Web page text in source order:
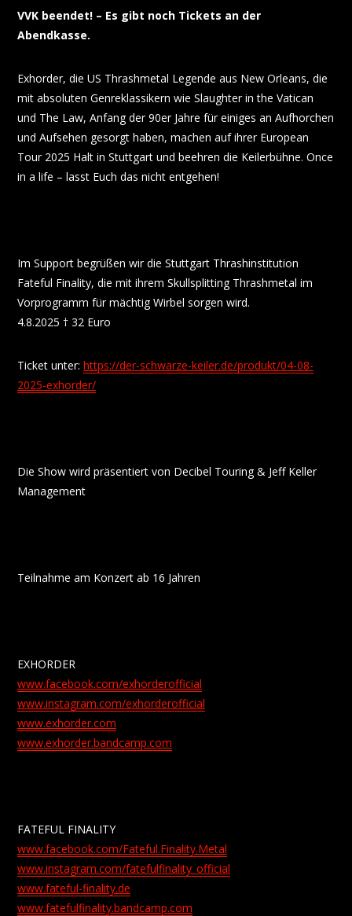
VVK beendet! – Es gibt noch Tickets an der
Abendkasse.
Exhorder, die US Thrashmetal Legende aus New Orleans, die
mit absoluten Genreklassikern wie Slaughter in the Vatican
und The Law, Anfang der 90er Jahre für einiges an Aufhorchen
und Aufsehen gesorgt haben, machen auf ihrer European
Tour 2025 Halt in Stuttgart und beehren die Keilerbühne. Once
in a life – lasst Euch das nicht entgehen!
Im Support begrüßen wir die Stuttgart Thrashinstitution
Fateful Finality, die mit ihrem Skullsplitting Thrashmetal im
Vorprogramm für mächtig Wirbel sorgen wird.
4.8.2025 † 32 Euro
Ticket unter: https://der-schwarze-keiler.de/produkt/04-08-
2025-exhorder/
Die Show wird präsentiert von Decibel Touring & Jeff Keller
Management
Teilnahme am Konzert ab 16 Jahren
EXHORDER
www.facebook.com/exhorderofficial
www.instagram.com/exhorderofficial
www.exhorder.com
www.exhorder.bandcamp.com
FATEFUL FINALITY
www.facebook.com/Fateful.Finality.Metal
www.instagram.com/fatefulfinality_official
www.fateful-finality.de
www.fatefulfinality.bandcamp.com